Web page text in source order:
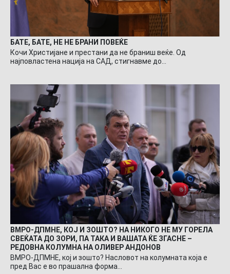
БАТЕ, БАТЕ, НЕ НЕ БРАНИ ПОВЕЌЕ
Кочи Христијане и престани да не браниш веќе. Од
најповластена нација на САД, стигнавме до…
ВМРО-ДПМНЕ, КОЈ И ЗОШТО? НА НИКОГО НЕ МУ ГОРЕЛА
СВЕЌАТА ДО ЗОРИ, ПА ТАКА И ВАШАТА ЌЕ ЗГАСНЕ –
РЕДОВНА КОЛУМНА НА ОЛИВЕР АНДОНОВ
ВМРО-ДПМНЕ, кој и зошто? Насловот на колумната која е
пред Вас е во прашална форма…